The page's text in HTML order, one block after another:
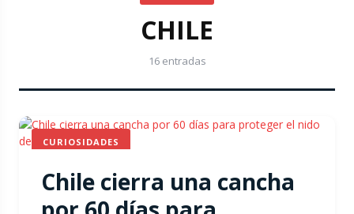
CHILE
16 entradas
CURIOSIDADES
Chile cierra una cancha